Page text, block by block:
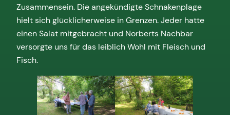
Zusammensein. Die angekündigte Schnakenplage
hielt sich glücklicherweise in Grenzen. Jeder hatte
einen Salat mitgebracht und Norberts Nachbar
versorgte uns für das leiblich Wohl mit Fleisch und
Fisch.